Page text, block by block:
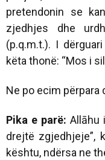
pretendonin se
zjedhjes dhe
(p.q.m.t.). I
këta thonë: “Mos i
Ne po ecim përpara
Pika e parë: Allāhu
drejtë zgjedhjeje”,
kështu, ndërsa ne